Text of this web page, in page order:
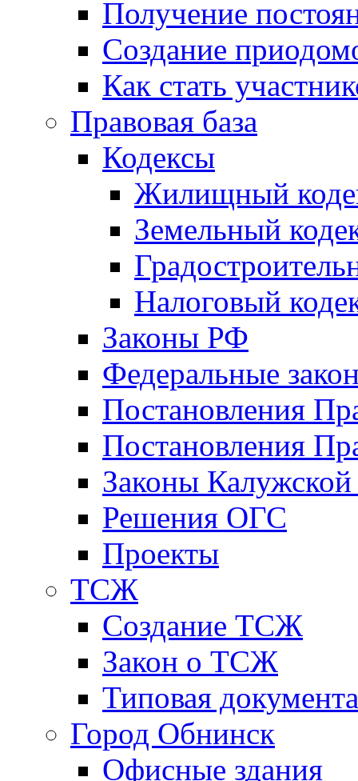
Получение
Создание
Как стать
Правовая база
Кодексы
Жилищный
Земельный
Налоговый
Законы РФ
Федеральные
Постановления
Постановления
Законы Калужской
Решения ОГС
Проекты
ТСЖ
Создание ТСЖ
Закон о ТСЖ
Типовая
Город Обнинск
Офисные здания